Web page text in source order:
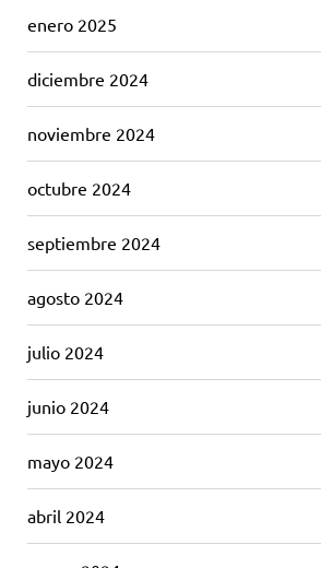
enero 2025
diciembre 2024
noviembre 2024
octubre 2024
septiembre 2024
agosto 2024
julio 2024
junio 2024
mayo 2024
abril 2024